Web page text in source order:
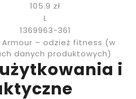
105.9 zł
L
1369963-361
Armour – odzież fitness (w
danych produktowych)
i